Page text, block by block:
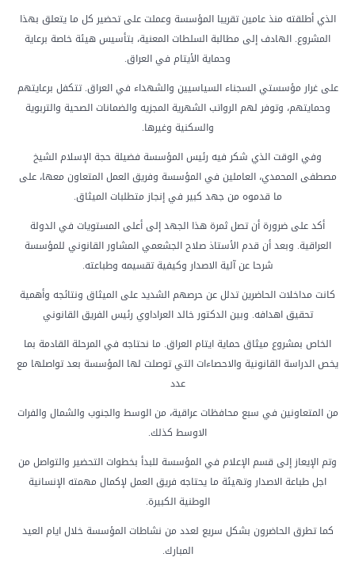
الذي أطلقته منذ عامين تقريبا المؤسسة وعملت على تحضير كل ما يتعلق بهذا
المشروع. الهادف إلى مطالبة السلطات المعنية، بتأسيس هيئة خاصة برعاية
وحماية الأيتام في العراق.
على غرار مؤسستي السجناء السياسيين والشهداء في العراق. تتكفل برعايتهم
وحمايتهم، وتوفر لهم الرواتب الشهرية المجزيه والضمانات الصحية والتربوية
والسكنية وغيرها.
وفي الوقت الذي شكر فيه رئيس المؤسسة فضيلة حجة الإسلام الشيخ
مصطفى المحمدي، العاملين في المؤسسة وفريق العمل المتعاون معها، على
ما قدموه من جهد كبير في إنجاز متطلبات الميثاق.
أكد على ضرورة أن تصل ثمرة هذا الجهد إلى أعلى المستويات في الدولة
العراقية. وبعد أن قدم الأستاذ صلاح الجشعمي المشاور القانوني للمؤسسة
شرحا عن آلية الاصدار وكيفية تقسيمه وطباعته.
كانت مداخلات الحاضرين تدلل عن حرصهم الشديد على الميثاق ونتائجه وأهمية
تحقيق اهدافه. وبين الدكتور خالد العراداوي رئيس الفريق القانوني
الخاص بمشروع ميثاق حماية ايتام العراق. ما نحتاجه في المرحلة القادمة بما
يخص الدراسة القانونية والاحصاءات التي توصلت لها المؤسسة بعد تواصلها مع
عدد
من المتعاونين في سبع محافظات عراقية، من الوسط والجنوب والشمال والفرات
الاوسط كذلك.
وتم الإيعاز إلى قسم الإعلام في المؤسسة للبدأ بخطوات التحضير والتواصل من
اجل طباعة الاصدار وتهيئة ما يحتاجه فريق العمل لإكمال مهمته الإنسانية
الوطنية الكبيرة.
كما تطرق الحاضرون بشكل سريع لعدد من نشاطات المؤسسة خلال ايام العيد
المبارك.